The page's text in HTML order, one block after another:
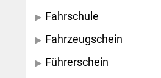
Fahrschule
Fahrzeugschein
Führerschein